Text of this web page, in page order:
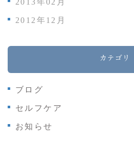
2013年02月
2012年12月
カテゴリ
ブログ
セルフケア
お知らせ